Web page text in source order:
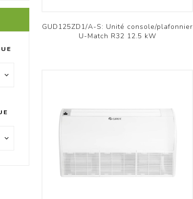
Voir plus
GUD125ZD1/A-S: Unité console/plafonnier
U-Match R32 12.5 kW